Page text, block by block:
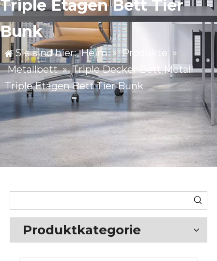
Triple Etagen Bett Tier
Bunk
Sie sind hier: Heim » Produkte »
Metallbett » Triple Decker Bett Metall
Triple Etagen Bett Tier Bunk
Produktkategorie